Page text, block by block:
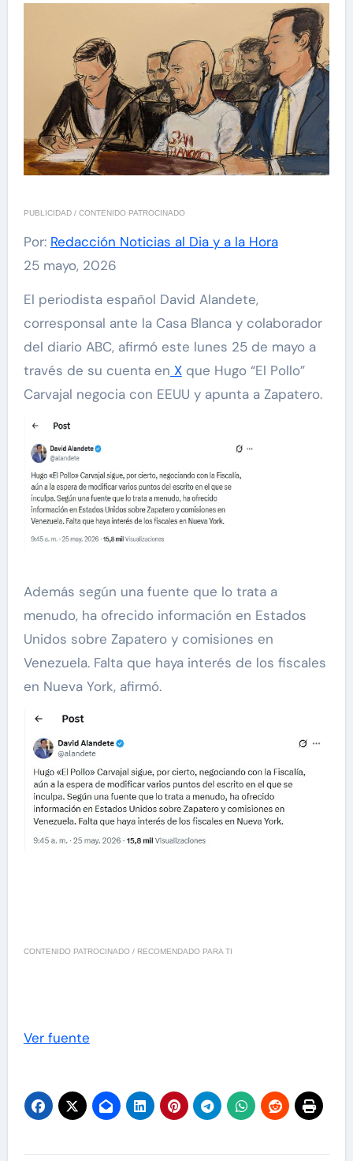
PUBLICIDAD / CONTENIDO PATROCINADO
Por: Redacción Noticias al Dia y a la Hora
25 mayo, 2026
El periodista español David Alandete,
corresponsal ante la Casa Blanca y colaborador
del diario ABC, afirmó este lunes 25 de mayo a
través de su cuenta en Xque Hugo “El Pollo”
Carvajal negocia con EEUU y apunta a Zapatero.
Además según una fuente que lo trata a
menudo, ha ofrecido información en Estados
Unidos sobre Zapatero y comisiones en
Venezuela. Falta que haya interés de los fiscales
en Nueva York, afirmó.
CONTENIDO PATROCINADO / RECOMENDADO PARA TI
Ver fuente